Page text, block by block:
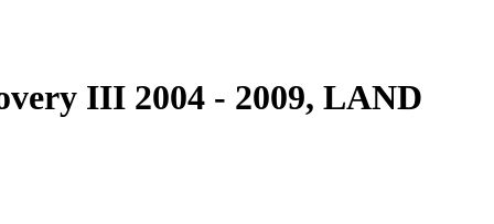
III 2004 - 2009, LAND